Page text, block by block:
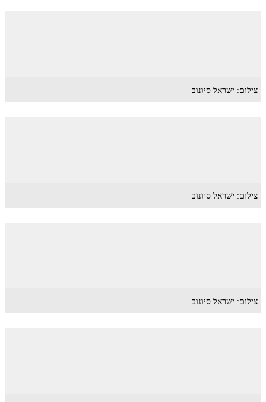
צילום: ישראל סיונוב
צילום: ישראל סיונוב
צילום: ישראל סיונוב